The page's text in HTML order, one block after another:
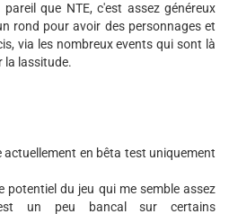
que NTE, c'est assez généreux
rond pour avoir des personnages et
via les nombreux events qui sont là
la lassitude.
actuellement en bêta test uniquement
potentiel du jeu qui me semble assez
est un peu bancal sur certains